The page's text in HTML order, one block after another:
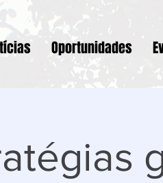
Oportunidades